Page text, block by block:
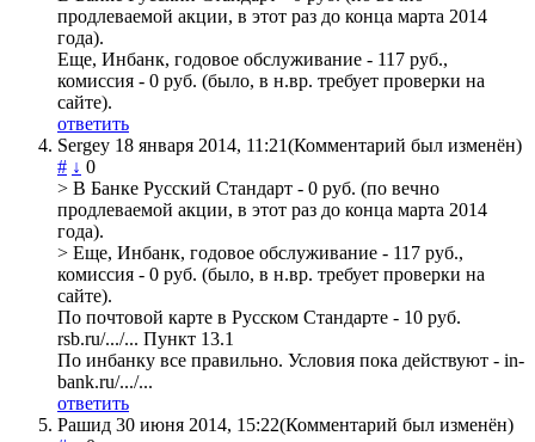
продлеваемой акции, в этот раз до конца марта 2014
года).
Еще, Инбанк, годовое обслуживание - 117 руб.,
комиссия - 0 руб. (было, в н.вр. требует проверки на
сайте).
ответить
Sergey 18 января 2014, 11:21(Комментарий был изменён)
# ↓ 0
> В Банке Русский Стандарт - 0 руб. (по вечно
продлеваемой акции, в этот раз до конца марта 2014
года).
> Еще, Инбанк, годовое обслуживание - 117 руб.,
комиссия - 0 руб. (было, в н.вр. требует проверки на
сайте).
По почтовой карте в Русском Стандарте - 10 руб.
rsb.ru/.../... Пункт 13.1
По инбанку все правильно. Условия пока действуют - in-
bank.ru/.../...
ответить
Рашид 30 июня 2014, 15:22(Комментарий был изменён)